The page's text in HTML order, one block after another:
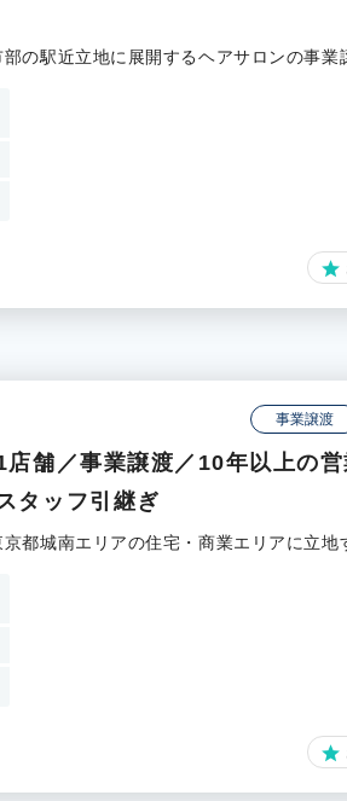
の駅近立地に展開するヘアサロンの事業
事業譲渡
舗／事業譲渡／10年以上の
タッフ引継ぎ
城南エリアの住宅・商業エリアに立地